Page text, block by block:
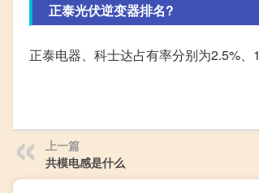
正泰光伏逆变器排名?
正泰电器、科士达占有率分别为2.5%
上一篇
共模电感是什么